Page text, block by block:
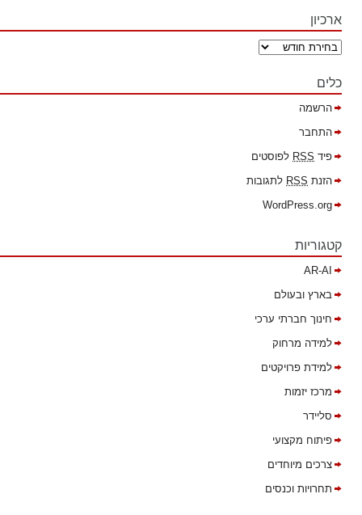
ארכיון
כלים
הרשמה
התחבר
פידRSSלפוסטים
הזנתRSSלתגובות
WordPress.org
קטגוריות
AR-AI
בארץ ובעולם
חינוך חברתי ערכי
למידה מרחוק
למידת פרויקטים
מרכז יזמות
סליידר
פיתוח מקצועי
צרכים מיוחדים
תחרויות וכנסים